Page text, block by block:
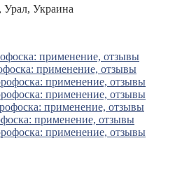
Урал, Украина
применение, отзывы
применение, отзывы
применение, отзывы
применение, отзывы
применение, отзывы
применение, отзывы
применение, отзывы